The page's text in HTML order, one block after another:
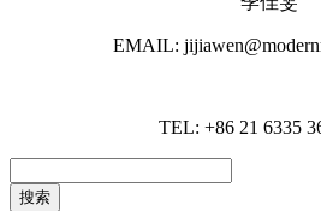
EMAIL:
TEL: +86 21 6335